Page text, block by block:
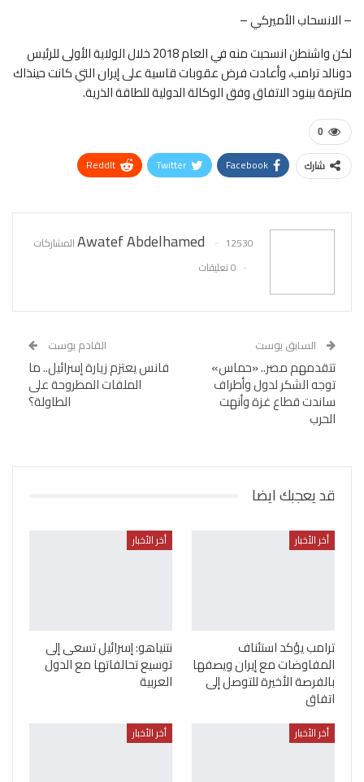
– الانسحاب الأميركي –
لكن واشنطن انسحبت منه في العام 2018 خلال الولاية الأولى للرئيس
دونالد ترامب، وأعادت فرض عقوبات قاسية على إيران التي كانت حينذاك
ملتزمة ببنود الاتفاق وفق الوكالة الدولية للطاقة الذرية.
0
شارك Facebook
Twitter
ReddIt
Awatef Abdelhamed
12530 المشاركات
0 تعليقات
السابق بوست
تتقدمهم مصر.. «حماس»
توجه الشكر لدول وأطراف
ساندت قطاع غزة وأنهت
الحرب
القادم بوست
فانس يعتزم زيارة إسرائيل.. ما
الملفات المطروحة على
الطاولة؟
قد يعجبك ايضا
أخر الأخبار
ترامب يؤكد استئناف
المفاوضات مع إيران ويصفها
بالفرصة الأخيرة للتوصل إلى
اتفاق
أخر الأخبار
نتنياهو: إسرائيل تسعى إلى
توسيع تحالفاتها مع الدول
العربية
أخر الأخبار أخر الأخبار